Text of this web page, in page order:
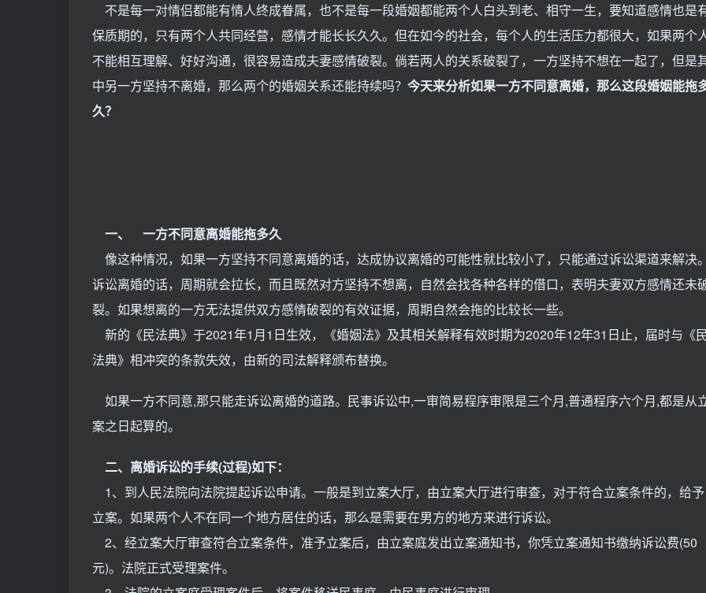
不是每一对情侣都能有情人终成眷属，也不是每一段婚姻都能两个人白头到老、相守一生，要知道感情也是
保质期的，只有两个人共同经营，感情才能长长久久。但在如今的社会，每个人的生活压力都很大，如果两个
不能相互理解、好好沟通，很容易造成夫妻感情破裂。倘若两人的关系破裂了，一方坚持不想在一起了，但是
中另一方坚持不离婚，那么两个的婚姻关系还能持续吗？ 今天来分析如果一方不同意离婚，那么这段婚姻能拖
久？
一、 一方不同意离婚能拖多久
像这种情况，如果一方坚持不同意离婚的话，达成协议离婚的可能性就比较小了，只能通过诉讼渠道来解决。
诉讼离婚的话，周期就会拉长，而且既然对方坚持不想离，自然会找各种各样的借口，表明夫妻双方感情还未
裂。如果想离的一方无法提供双方感情破裂的有效证据，周期自然会拖的比较长一些。
新的《民法典》于2021年1月1日生效，《婚姻法》及其相关解释有效时期为2020年12年31日止，届时与《
法典》相冲突的条款失效，由新的司法解释颁布替换。
如果一方不同意,那只能走诉讼离婚的道路。民事诉讼中,一审简易程序审限是三个月,普通程序六个月,都是从
案之日起算的。
二、离婚诉讼的手续(过程)如下：
1、到人民法院向法院提起诉讼申请。一般是到立案大厅，由立案大厅进行审查，对于符合立案条件的，给予
立案。如果两个人不在同一个地方居住的话，那么是需要在男方的地方来进行诉讼。
2、经立案大厅审查符合立案条件，准予立案后，由立案庭发出立案通知书，你凭立案通知书缴纳诉讼费(50
元)。法院正式受理案件。